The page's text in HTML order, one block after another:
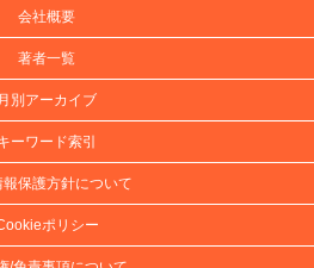
会社概要
著者一覧
月別アーカイブ
ーワード索引
報保護方針について
ポリシー